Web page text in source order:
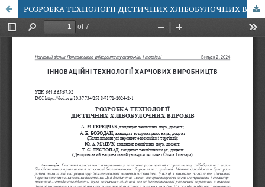
РОЗРОБКА ТЕХНОЛОГІЇ ДІЄТИЧНИХ ХЛІБОБУЛОЧНИХ ВИРОБІВ